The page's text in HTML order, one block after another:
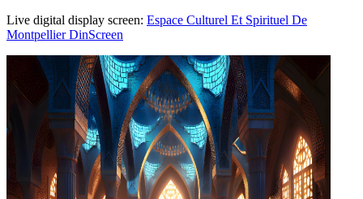
Live digital display screen: Espace Culturel Et Spirituel De
MontpellierDinScreen